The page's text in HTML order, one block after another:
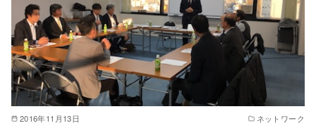
2016年11月13日 ネットワーク